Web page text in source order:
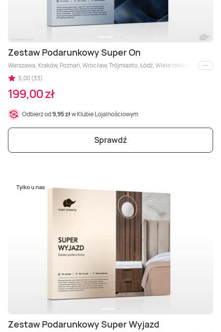
Zestaw Podarunkowy Super On
Warszawa, Kraków, Poznań, Wrocław, Trójmiasto, Łódź, Wiele lokalizacji,
i inne
5,00 (33)
199,00 zł
Odbierz od9,95 złw Klubie Lojalnościowym
Sprawdź
Tylko u nas
Zestaw Podarunkowy Super Wyjazd